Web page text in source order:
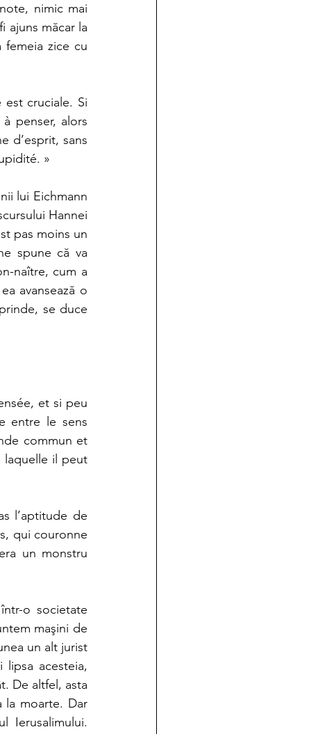
nimic mai
ajuns măcar la
femeia zice cu
cruciale. Si
penser, alors
d’esprit, sans
»
lui Eichmann
Hannei
pas moins un
spune că va
naître, cum a
avansează o
se duce
et si peu
entre le sens
commun et
laquelle il peut
l’aptitude de
qui couronne
un monstru
o societate
maşini de
un alt jurist
acesteia,
De altfel, asta
la moarte. Dar
Ierusalimului.